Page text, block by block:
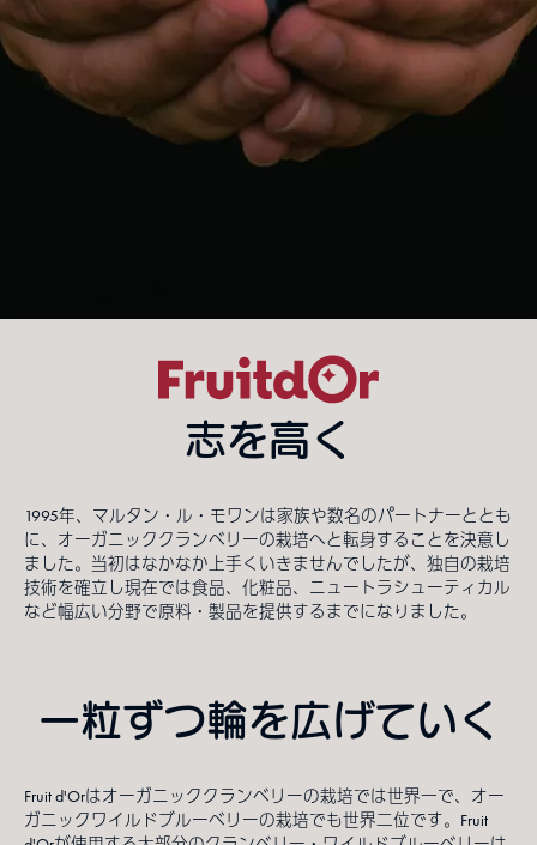
志を高く
1995年、マルタン・ル・モワンは家族や数名のパートナーととも
に、オーガニッククランベリーの栽培へと転身することを決意し
ました。当初はなかなか上手くいきませんでしたが、独自の栽培
技術を確立し現在では食品、化粧品、ニュートラシューティカル
など幅広い分野で原料・製品を提供するまでになりました。
一粒ずつ輪を広げていく
Fruit d'Orはオーガニッククランベリーの栽培では世界一で、オー
ガニックワイルドブルーベリーの栽培でも世界二位です。Fruit